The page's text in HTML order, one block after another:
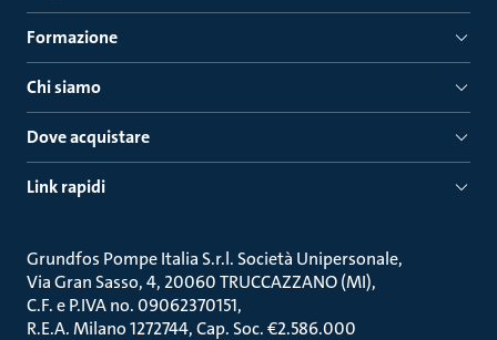
Formazione
Chi siamo
Dove acquistare
Link rapidi
Grundfos Pompe Italia S.r.l. Società Unipersonale
Via Gran Sasso, 4, 20060 TRUCCAZZANO (MI)
C.F. e P.IVA no. 09062370151
R.E.A. Milano 1272744, Cap. Soc. €2.586.000